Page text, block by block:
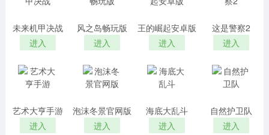
未来机甲决战
进入
风之岛畅玩版
进入
王的崛起安卓版
进入
这是警察2
进入
艺术大亨手游
进入
泡沫冬景官网版
进入
海底大乱斗
进入
自然护卫队
进入